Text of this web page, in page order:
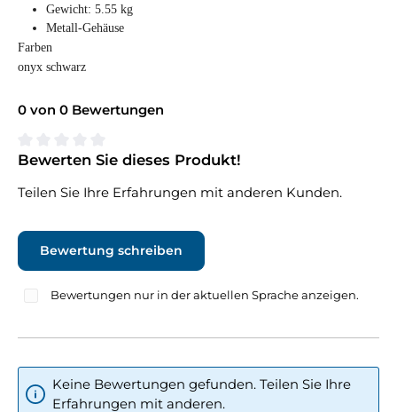
Gewicht: 5.55 kg
Metall-Gehäuse
Farben
onyx schwarz
0 von 0 Bewertungen
Durchschnittliche Bewertung von 0 von 5 Sternen
Bewerten Sie dieses Produkt!
Teilen Sie Ihre Erfahrungen mit anderen Kunden.
Bewertung schreiben
Bewertungen nur in der aktuellen Sprache anzeigen.
Keine Bewertungen gefunden. Teilen Sie Ihre
Erfahrungen mit anderen.